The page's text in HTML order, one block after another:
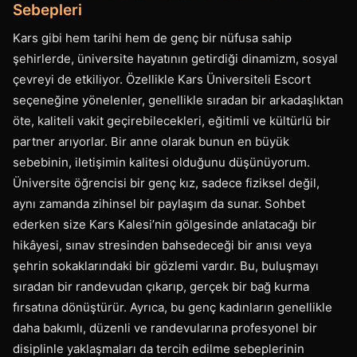
Sebepleri
Kars gibi hem tarihi hem de genç bir nüfusa sahip
şehirlerde, üniversite hayatının getirdiği dinamizm, sosyal
çevreyi de etkiliyor. Özellikle Kars Üniversiteli Escort
seçeneğine yönelenler, genellikle sıradan bir arkadaşlıktan
öte, kaliteli vakit geçirebilecekleri, eğitimli ve kültürlü bir
partner arıyorlar. Bir anne olarak bunun en büyük
sebebinin, iletişimin kalitesi olduğunu düşünüyorum.
Üniversite öğrencisi bir genç kız, sadece fiziksel değil,
aynı zamanda zihinsel bir paylaşım da sunar. Sohbet
ederken size Kars Kalesi’nin gölgesinde anlatacağı bir
hikâyesi, sınav stresinden bahsedeceği bir anısı veya
şehrin sokaklarındaki bir gözlemi vardır. Bu, buluşmayı
sıradan bir randevudan çıkarıp, gerçek bir bağ kurma
fırsatına dönüştürür. Ayrıca, bu genç kadınların genellikle
daha bakımlı, düzenli ve randevularına profesyonel bir
disiplinle yaklaşmaları da tercih edilme sebeplerinin